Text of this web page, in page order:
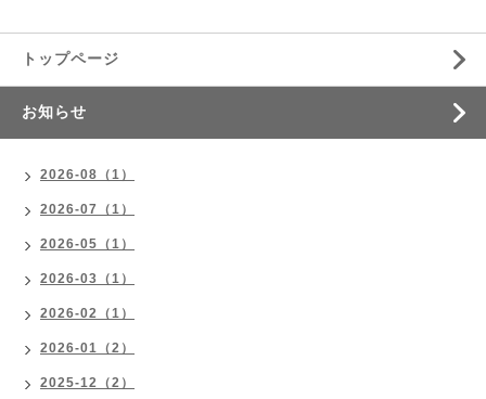
トップページ
お知らせ
2026-08（1）
2026-07（1）
2026-05（1）
2026-03（1）
2026-02（1）
2026-01（2）
2025-12（2）